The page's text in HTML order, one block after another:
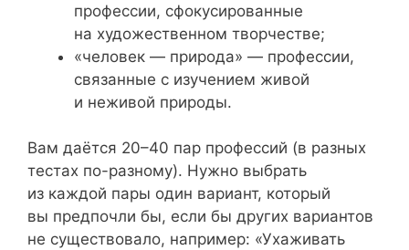
профессии, сфокусированные
на художественном творчестве;
«человек — природа» — профессии,
связанные с изучением живой
и неживой природы.
Вам даётся 20–40 пар профессий (в разных
тестах по-разному). Нужно выбрать
из каждой пары один вариант, который
вы предпочли бы, если бы других вариантов
не существовало, например: «Ухаживать